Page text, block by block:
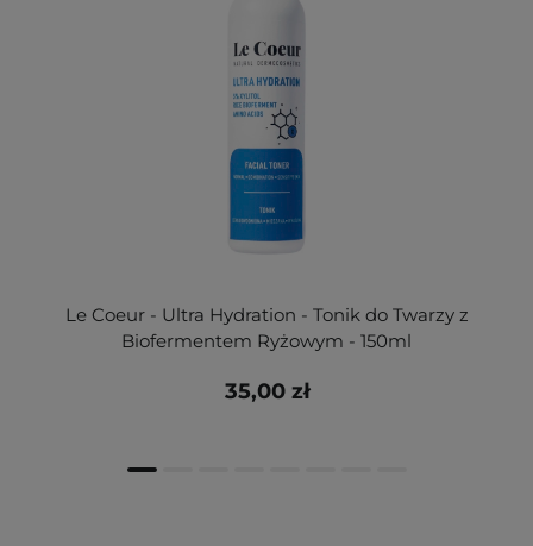
Le Coeur - Ultra Hydration - Tonik do Twarzy z
Biofermentem Ryżowym - 150ml
35,00 zł